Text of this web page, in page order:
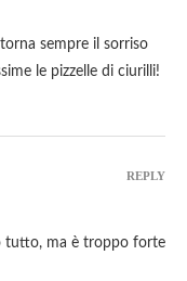
sempre il sorriso
le pizzelle di ciurilli!
tutto, ma è troppo forte
REPLY